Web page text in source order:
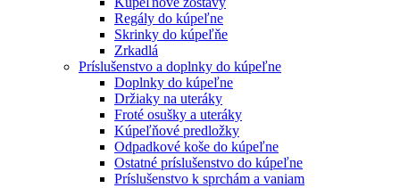
Regály do kúpeľne
Skrinky do kúpeľňe
Zrkadlá
Príslušenstvo a doplnky do kúpeľne
Doplnky do kúpeľne
Držiaky na uteráky
Froté osušky a uteráky
Kúpeľňové predložky
Odpadkové koše do kúpeľne
Ostatné príslušenstvo do kúpeľne
Príslušenstvo k sprchám a vaniam